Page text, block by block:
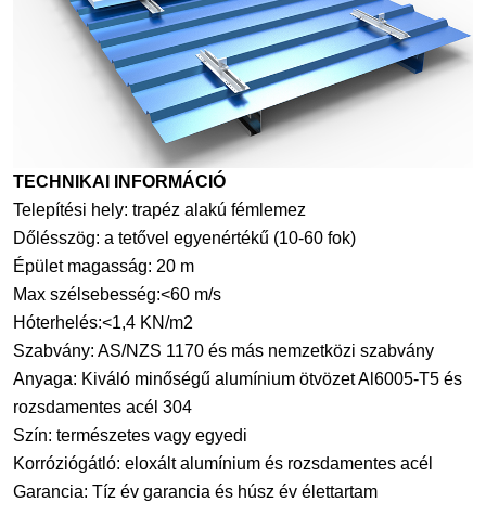
TECHNIKAI INFORMÁCIÓ
Telepítési hely: trapéz alakú fémlemez
Dőlésszög: a tetővel egyenértékű (10-60 fok)
Épület magasság: 20 m
Max szélsebesség:<60 m/s
Hóterhelés:<1,4 KN/m2
Szabvány: AS/NZS 1170 és más nemzetközi szabvány
Anyaga: Kiváló minőségű alumínium ötvözet Al6005-T5 és
rozsdamentes acél 304
Szín: természetes vagy egyedi
Korróziógátló: eloxált alumínium és rozsdamentes acél
Garancia: Tíz év garancia és húsz év élettartam